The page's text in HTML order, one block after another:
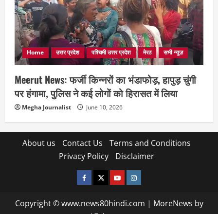
Home उत्तर प्रदेश पश्चिमी उत्तर प्रदेश मेरठ सभी न्यूज़
Meerut News: फर्जी किन्नरों का भंडाफोड़, हापुड़ चुंगी
पर हंगामा, पुलिस ने कई लोगों को हिरासत में लिया
Megha Journalist June 10, 2026
About us Contact Us
Terms and Conditions
Privacy Policy
Disclaimer
facebooktwitterYOUTUBE
instagram
Copyright © www.news80hindi.com | MoreNews by